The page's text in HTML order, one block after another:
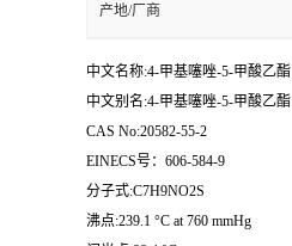
产地/厂商
中文名称:4-甲基噻唑-5-甲酸乙酯
中文别名:4-甲基噻唑-5-甲酸乙酯
CAS No:20582-55-2
EINECS号：606-584-9
分子式:C7H9NO2S
沸点:239.1 °C at 760 mmHg